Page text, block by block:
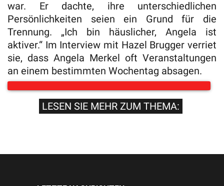
war. Er dachte, ihre unterschiedlichen
Persönlichkeiten seien ein Grund für die
Trennung. „Ich bin häuslicher, Angela ist
aktiver.“ Im Interview mit Hazel Brugger verriet
sie, dass Angela Merkel oft Veranstaltungen
an einem bestimmten Wochentag absagen.
LESEN SIE MEHR ZUM THEMA: